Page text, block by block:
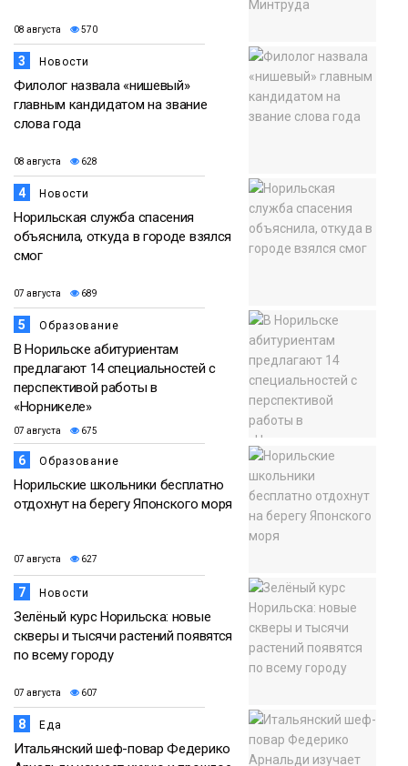
08 августа 570
3 Новости
Филолог назвала «нишевый»
главным кандидатом на звание
слова года
08 августа 628
4 Новости
Норильская служба спасения
объяснила, откуда в городе взялся
смог
07 августа 689
5 Образование
В Норильске абитуриентам
предлагают 14 специальностей с
перспективой работы в
«Норникеле»
07 августа 675
6 Образование
Норильские школьники бесплатно
отдохнут на берегу Японского моря
07 августа 627
7 Новости
Зелёный курс Норильска: новые
скверы и тысячи растений появятся
по всему городу
07 августа 607
8 Еда
Итальянский шеф-повар Федерико